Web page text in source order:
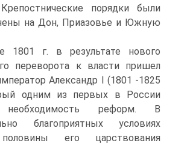
порядки были
на Дон, Приазовье и Южную
1801 г. в результате нового
переворота к власти пришел
Александр I (1801 -1825
одним из первых в России
необходимость реформ. В
благоприятных условиях
его царствования